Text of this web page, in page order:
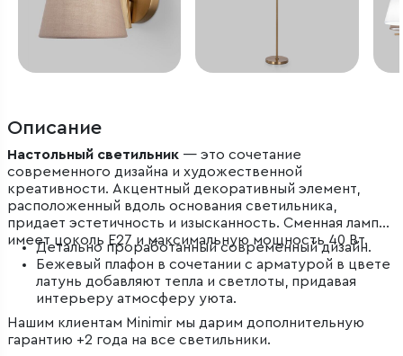
Описание
Настольный светильник — это сочетание
современного дизайна и художественной
креативности. Акцентный декоративный элемент,
расположенный вдоль основания светильника,
придает эстетичность и изысканность. Сменная лампа
имеет цоколь E27 и максимальную мощность 40 Вт.
Детально проработанный современный дизайн.
Бежевый плафон в сочетании с арматурой в цвете
латунь добавляют тепла и светлоты, придавая
интерьеру атмосферу уюта.
Нашим клиентам Minimir мы дарим дополнительную
гарантию +2 года на все светильники.